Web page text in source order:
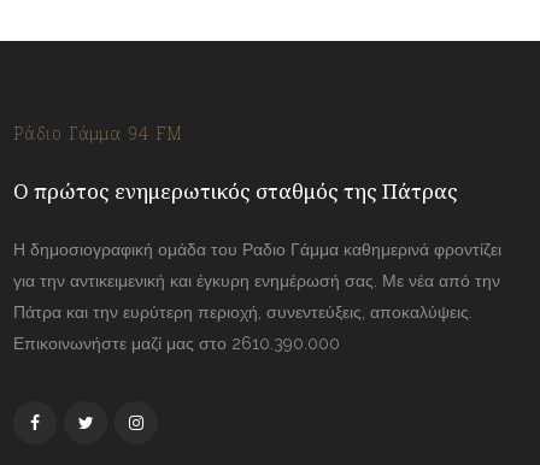
Ράδιο Γάμμα 94 FM
Ο πρώτος ενημερωτικός σταθμός της Πάτρας
Η δημοσιογραφική ομάδα του Ραδιο Γάμμα καθημερινά φροντίζει
για την αντικειμενική και έγκυρη ενημέρωσή σας. Με νέα από την
Πάτρα και την ευρύτερη περιοχή, συνεντεύξεις, αποκαλύψεις.
Επικοινωνήστε μαζί μας στο 2610.390.000